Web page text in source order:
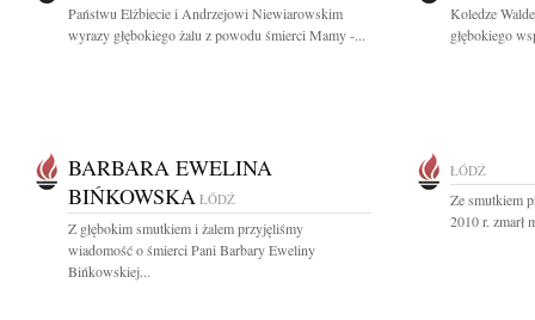
Państwu Elżbiecie i Andrzejowi Niewiarowskim
wyrazy głębokiego żalu z powodu śmierci Mamy -...
Koledze
głębokiego
BARBARA EWELINA
BIŃKOWSKA ŁÓDŹ
Z głębokim smutkiem i żalem przyjęliśmy
wiadomość o śmierci Pani Barbary Eweliny
Bińkowskiej...
ŁÓDŹ
Ze smutkiem
2010 r. zmarł